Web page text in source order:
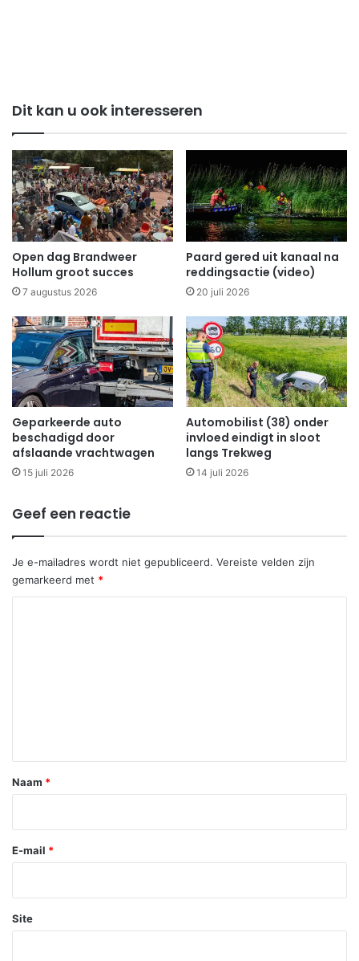
Dit kan u ook interesseren
Open dag Brandweer
Hollum groot succes
7 augustus 2026
Paard gered uit kanaal na
reddingsactie (video)
20 juli 2026
Geparkeerde auto
beschadigd door
afslaande vrachtwagen
15 juli 2026
Automobilist (38) onder
invloed eindigt in sloot
langs Trekweg
14 juli 2026
Geef een reactie
Je e-mailadres wordt niet gepubliceerd. Vereiste velden zijn
gemarkeerd met *
*
Naam *
E-mail *
Site